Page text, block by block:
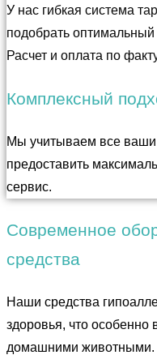
У нас гибкая система
подобрать
Расчет и оплата по
Комплексный
Мы учитываем все ваши
предоставить
сервис.
Современное
средства
Наши средства
здоровья, что особенно
домашними животными.